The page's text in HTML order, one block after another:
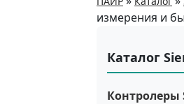
измерения и
Каталог
Контролеры